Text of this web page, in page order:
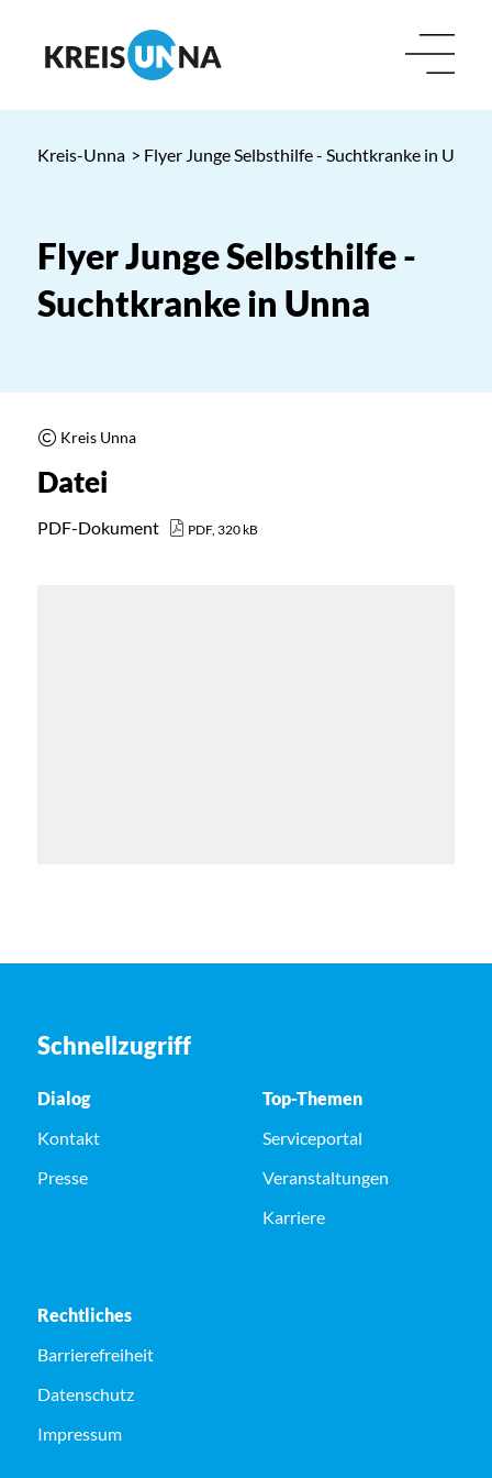
Kreis-Unna > Flyer Junge Selbsthilfe - Suchtkranke in Unna
Flyer Junge Selbsthilfe -
Suchtkranke in Unna
Kreis Unna
Datei
PDF-Dokument PDF, 320 kB
Schnellzugriff
Dialog
Kontakt
Presse
Top-Themen
Serviceportal
Veranstaltungen
Karriere
Rechtliches
Barrierefreiheit
Datenschutz
Impressum